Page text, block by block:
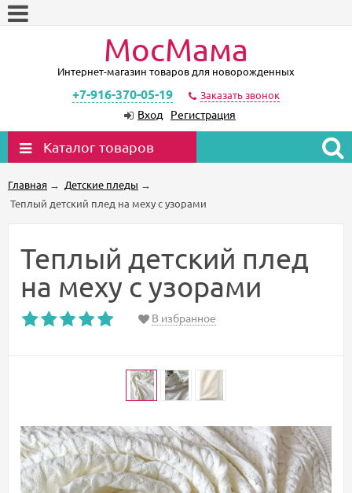
МосМама
Интернет-магазин товаров для новорожденных
+7-916-370-05-19 Заказать звонок
Вход Регистрация
Каталог товаров
Главная → Детские пледы →
Теплый детский плед на меху с узорами
Теплый детский плед
на меху с узорами
В избранное